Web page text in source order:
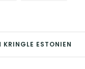
ESTONIEN